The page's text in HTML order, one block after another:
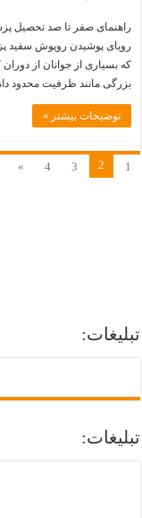
تا
در
راهنمای صفر تا صد تحصیل
رویای پوشیدن روپوش سفید
که بسیاری از جوانان از
بزرگی مانند ظرفیت محدود
توضیحات بیشتر »
1
2
3
4
»
تبلیغات:
تبلیغات: